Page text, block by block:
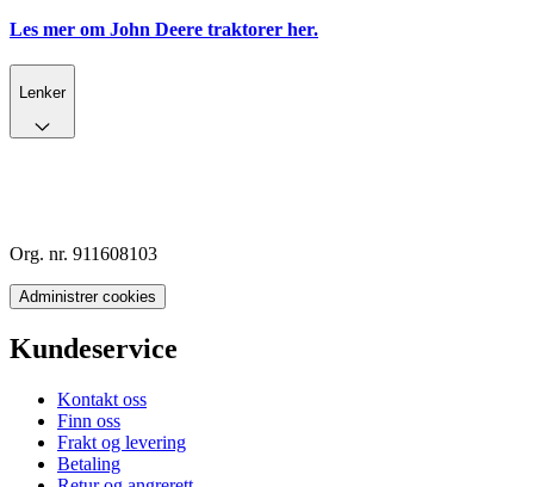
Les mer om John Deere traktorer her.
Lenker
Org. nr. 911608103
Administrer cookies
Kundeservice
Kontakt oss
Finn oss
Frakt og levering
Betaling